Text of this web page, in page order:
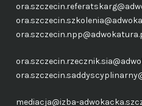
mediacja@izba-